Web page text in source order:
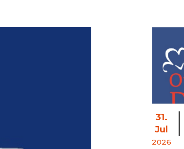
31.
Jul
2026